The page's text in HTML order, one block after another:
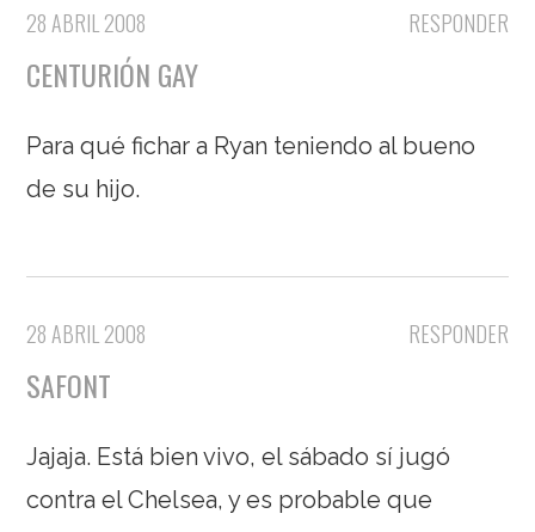
RESPONDER
28 ABRIL 2008
CENTURIÓN GAY
Para qué fichar a Ryan teniendo al bueno
de su hijo.
RESPONDER
28 ABRIL 2008
SAFONT
Jajaja. Está bien vivo, el sábado sí jugó
contra el Chelsea, y es probable que